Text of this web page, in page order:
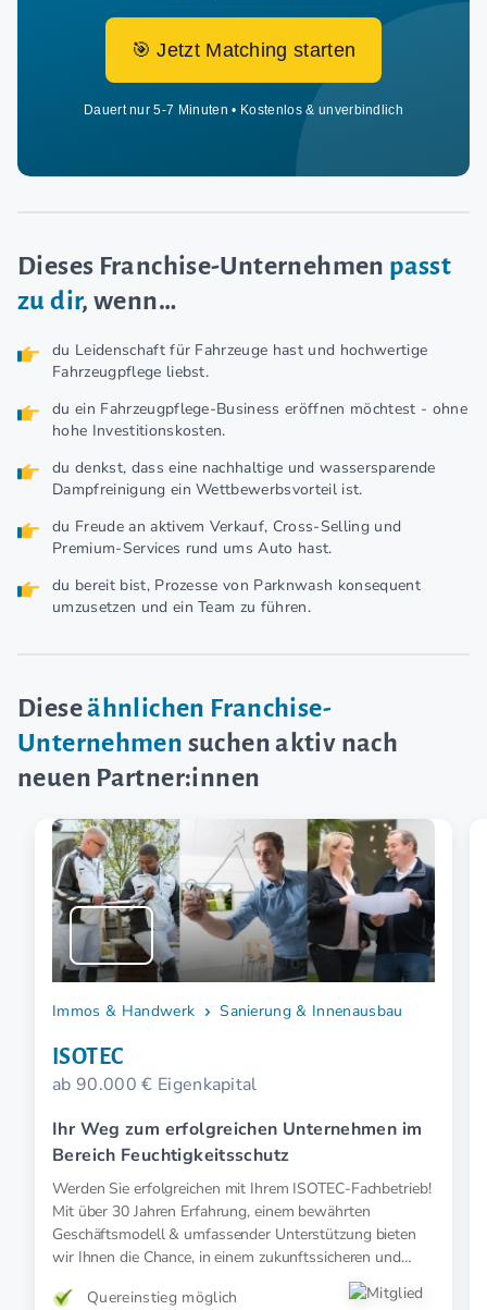
🎯 Jetzt Matching starten
Dauert nur 5-7 Minuten • Kostenlos & unverbindlich
Dieses Franchise-Unternehmen passt
zu dir, wenn…
du Leidenschaft für Fahrzeuge hast und hochwertige
Fahrzeugpflege liebst.
du ein Fahrzeugpflege-Business eröffnen möchtest - ohne
hohe Investitionskosten.
du denkst, dass eine nachhaltige und wassersparende
Dampfreinigung ein Wettbewerbsvorteil ist.
du Freude an aktivem Verkauf, Cross-Selling und
Premium-Services rund ums Auto hast.
du bereit bist, Prozesse von Parknwash konsequent
umzusetzen und ein Team zu führen.
Dieseähnlichen Franchise-
Unternehmen suchen aktiv nach
neuen Partner:innen
Immos & Handwerk Sanierung & Innenausbau
ISOTEC
ab 90.000 € Eigenkapital
Ihr Weg zum erfolgreichen Unternehmen im
Bereich Feuchtigkeitsschutz
Werden Sie erfolgreichen mit Ihrem ISOTEC-Fachbetrieb!
Mit über 30 Jahren Erfahrung, einem bewährten
Geschäftsmodell & umfassender Unterstützung bieten
wir Ihnen die Chance, in einem zukunftssicheren und
konjunkturunabhängigen Markt erfolgreich zu werden.
Quereinstieg möglich